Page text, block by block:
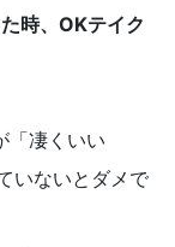
時、OKテイク
「凄くいい
いないとダメで